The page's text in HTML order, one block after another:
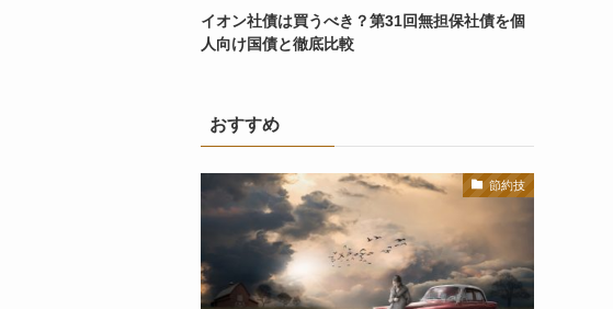
イオン社債は買うべき？第31回無担保社債を個
人向け国債と徹底比較
おすすめ
節約技